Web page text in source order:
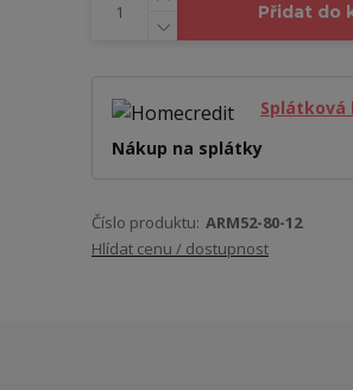
Přidat do
Splátková
Nákup na splátky
Číslo produktu: ARM52-80-12
Hlídat cenu / dostupnost